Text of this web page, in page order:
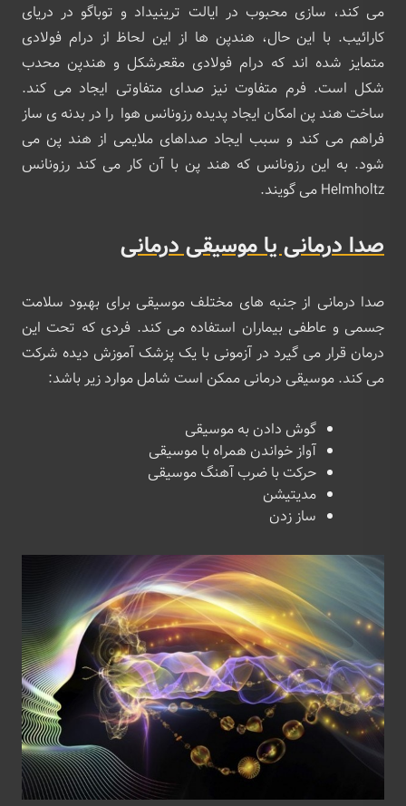
می کند، سازی محبوب در ایالت ترینیداد و توباگو در دریای
کارائیب. با این حال، هندپن ها از این لحاظ از درام فولادی
متمایز شده اند که درام فولادی مقعرشکل و هندپن محدب
شکل است. فرم متفاوت نیز صدای متفاوتی ایجاد می کند.
ساخت هند پن امکان ایجاد پدیده رزونانس هوا را در بدنه ی ساز
فراهم می کند و سبب ایجاد صداهای ملایمی از هند پن می
شود. به این رزونانس که هند پن با آن کار می کند رزونانس
Helmholtz می گویند.
صدا درمانی یا موسیقی درمانی
صدا درمانی از جنبه های مختلف موسیقی برای بهبود سلامت
جسمی و عاطفی بیماران استفاده می کند. فردی که تحت این
درمان قرار می گیرد در آزمونی با یک پزشک آموزش دیده شرکت
می کند. موسیقی درمانی ممکن است شامل موارد زیر باشد:
گوش دادن به موسیقی
آواز خواندن همراه با موسیقی
حرکت با ضرب آهنگ موسیقی
مدیتیشن
ساز زدن